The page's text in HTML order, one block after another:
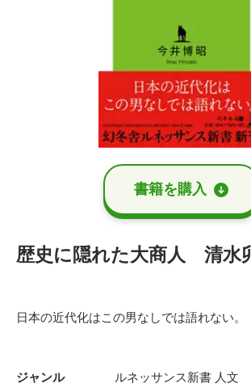
書籍を購⼊
歴史に隠れた大商人 清水
日本の近代化はこの男なしでは語れない。
ジャンル ルネッサンス新書 人文